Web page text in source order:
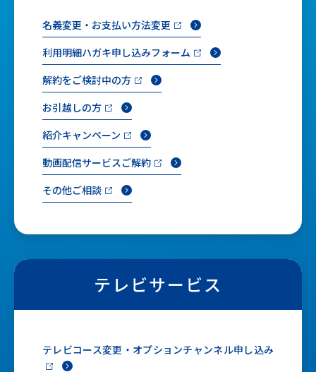
名義変更・お支払い方法変更
利用明細ハガキ申し込みフォーム
解約をご検討中の方
お引越しの方
紹介キャンペーン
動画配信サービスご解約
その他ご相談
テレビサービス
テレビコース変更・オプションチャンネル申し込み